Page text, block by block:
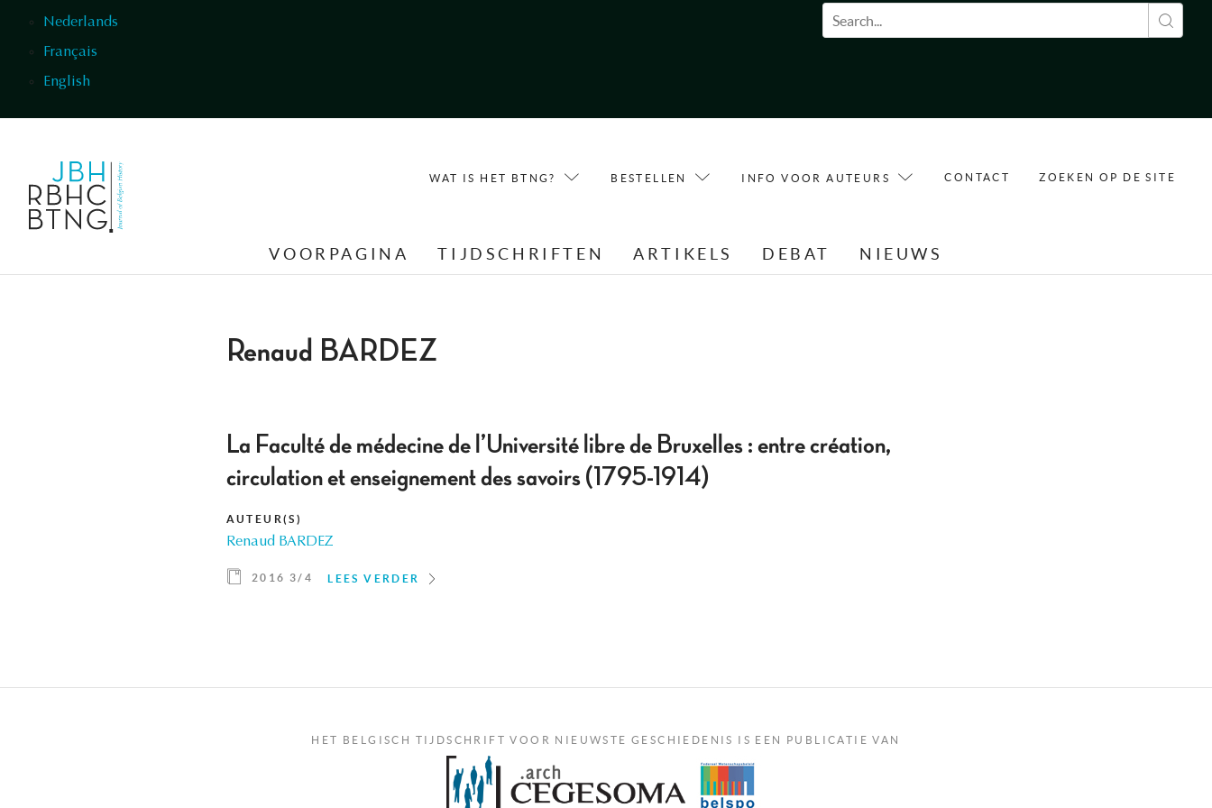
Nederlands
Français
English
Zoekveld
WAT IS HET BTNG? BESTELLEN INFO VOOR AUTEURS CONTACT ZOEKEN OP DE SITE
VOORPAGINA TIJDSCHRIFTEN ARTIKELS DEBAT NIEUWS
Renaud BARDEZ
La Faculté de médecine de l’Université libre de Bruxelles : entre création,
circulation et enseignement des savoirs (1795-1914)
AUTEUR(S)
Renaud BARDEZ
2016 3/4 LEES VERDER
HET BELGISCH TIJDSCHRIFT VOOR NIEUWSTE GESCHIEDENIS IS EEN PUBLICATIE VAN